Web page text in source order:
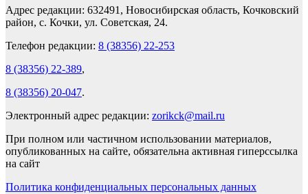
Адрес редакции: 632491, Новосибирская область, Кочковский
район, с. Кочки, ул. Советская, 24.
Телефон редакции: 8 (38356) 22-253
8 (38356) 22-389,
8 (38356) 20-047.
Электронный адрес редакции: zorikck@mail.ru
При полном или частичном использовании материалов,
опубликованных на сайте, обязательна активная гиперссылка
на сайт
Политика конфиденциальных персональных данных